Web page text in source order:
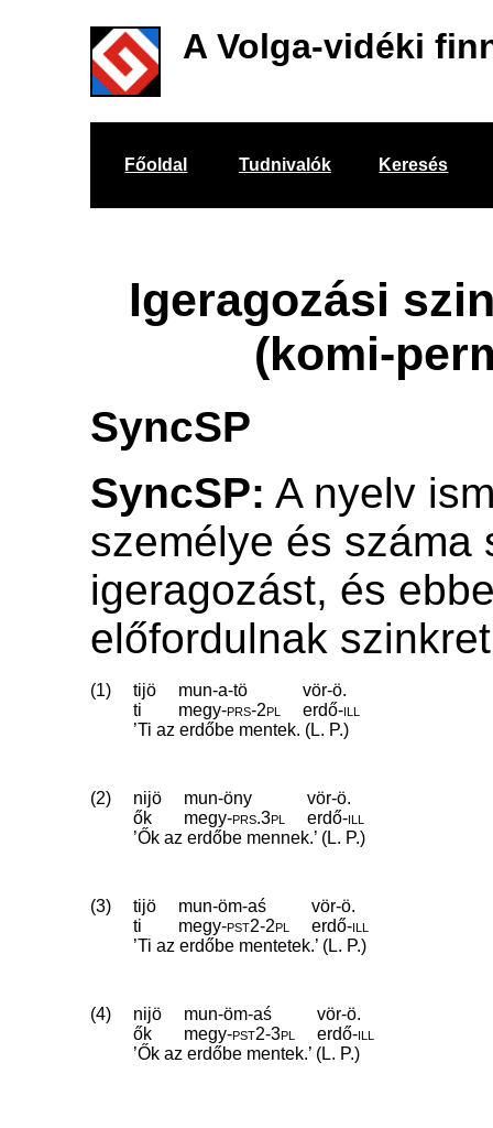
A Volga-vidéki
Főoldal Tudnivalók Keresés
Igeragozási
(komi-
SyncSP
SyncSP: A nyelv
személye és száma
igeragozást, és
előfordulnak
(1) tijö mun-a-tö
vör-ö.
ti
megy‑prs‑2pl erdő‑ill
’Ti az erdőbe mentek. (L. P.)
(2) nijö mun-öny
vör-ö.
ők
megy‑prs.3pl erdő‑ill
’Ők az erdőbe mennek.’ (L. P.)
(3) tijö mun-öm-aś
vör-ö.
ti
megy‑pst2‑2pl erdő‑ill
’Ti az erdőbe mentetek.’ (L. P.)
(4) nijö mun-öm-aś
vör-ö.
ők
megy‑pst2‑3pl erdő‑ill
’Ők az erdőbe mentek.’ (L. P.)